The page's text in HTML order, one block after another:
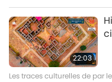
22:03
Les traces culturelles de par